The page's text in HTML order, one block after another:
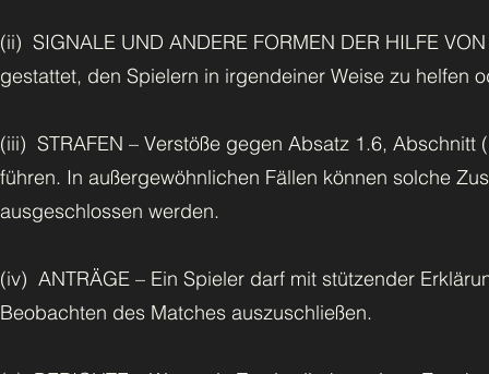
(ii) SIGNALE UND ANDERE FORMEN DER HILFE
gestattet, den Spielern in irgendeiner Weise zu helfen
(iii) STRAFEN – Verstöße gegen Absatz 1.6,
führen. In außergewöhnlichen Fällen können solche
ausgeschlossen werden.
(iv) ANTRÄGE – Ein Spieler darf mit stützender
Beobachten des Matches auszuschließen.